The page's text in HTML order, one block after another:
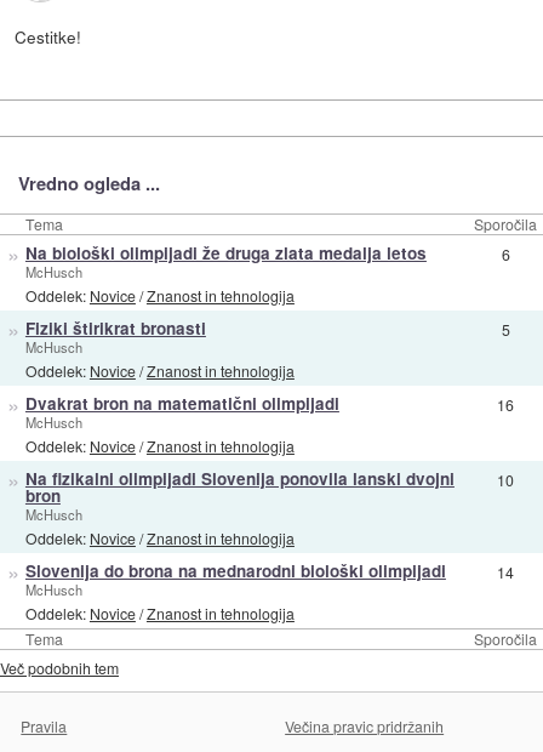
Cestitke!
Vredno ogleda ...
Tema Sporočila
Tema Sporočila
» Na biološki olimpijadi že druga zlata medalja letos
McHusch
Oddelek: Novice/Znanost in tehnologija
6
» Fiziki štirikrat bronasti
McHusch
Oddelek: Novice/Znanost in tehnologija
5
» Dvakrat bron na matematični olimpijadi
McHusch
Oddelek: Novice/Znanost in tehnologija
16
» Na fizikalni olimpijadi Slovenija ponovila lanski dvojni
bron
McHusch
Oddelek: Novice/Znanost in tehnologija
10
» Slovenija do brona na mednarodni biološki olimpijadi
McHusch
Oddelek: Novice/Znanost in tehnologija
14
Več podobnih tem
Pravila Večina pravic pridržanih